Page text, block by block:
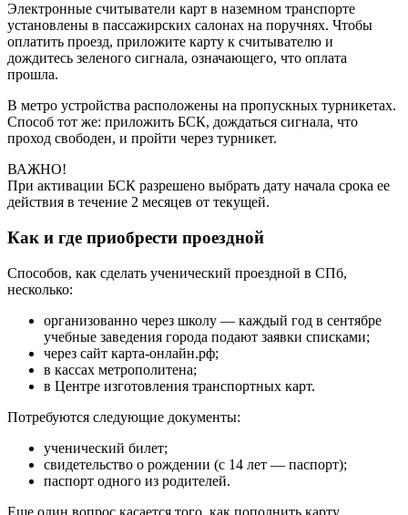
Электронные считыватели карт в наземном транспорте
установлены в пассажирских салонах на поручнях. Чтобы
оплатить проезд, приложите карту к считывателю и
дождитесь зеленого сигнала, означающего, что оплата
прошла.
В метро устройства расположены на пропускных турникетах.
Способ тот же: приложить БСК, дождаться сигнала, что
проход свободен, и пройти через турникет.
ВАЖНО!
При активации БСК разрешено выбрать дату начала срока ее
действия в течение 2 месяцев от текущей.
Как и где приобрести проездной
Способов, как сделать ученический проездной в СПб,
несколько:
организованно через школу — каждый год в сентябре
учебные заведения города подают заявки списками;
через сайт карта-онлайн.рф;
в кассах метрополитена;
в Центре изготовления транспортных карт.
Потребуются следующие документы:
ученический билет;
свидетельство о рождении (с 14 лет — паспорт);
паспорт одного из родителей.
Еще один вопрос касается того, как пополнить карту